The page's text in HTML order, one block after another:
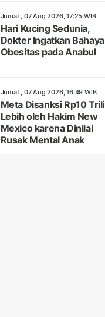
Jumat , 07 Aug 2026, 17:25 WIB
Hari Kucing Sedunia,
Dokter Ingatkan Bahaya
Obesitas pada Anabul
Jumat , 07 Aug 2026, 16:49 WIB
Meta Disanksi Rp10
Lebih oleh Hakim New
Mexico karena Dinilai
Rusak Mental Anak